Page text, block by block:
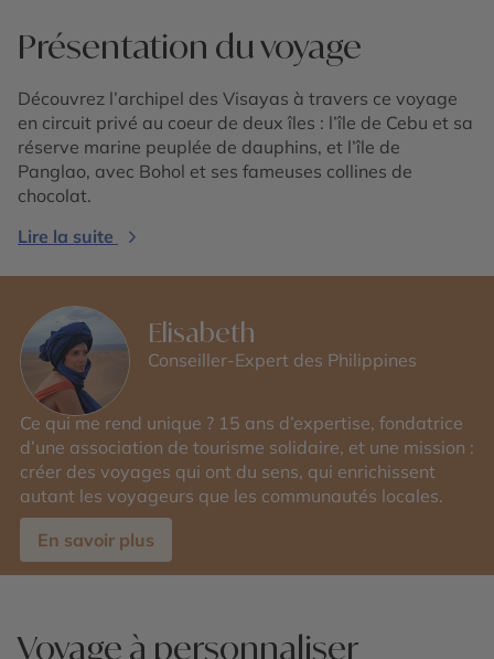
Présentation du voyage
Découvrez l’archipel des Visayas à travers ce voyage
en circuit privé au coeur de deux îles : l’île de Cebu et sa
réserve marine peuplée de dauphins, et l’île de
Panglao, avec Bohol et ses fameuses collines de
chocolat.
Lire la suite
Elisabeth
Conseiller-Expert des Philippines
Ce qui me rend unique ? 15 ans d’expertise, fondatrice
d’une association de tourisme solidaire, et une mission :
créer des voyages qui ont du sens, qui enrichissent
autant les voyageurs que les communautés locales.
En savoir plus
Voyage à personnaliser